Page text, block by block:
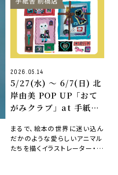
2026.05.14
5/27(水) 〜 6/7(日) 北
岸由美 POP UP「おて
がみクラブ」at 手紙舎
まるで、絵本の世界に迷い込ん
だかのような愛らしいアニマル
たちを描くイラストレーター・北